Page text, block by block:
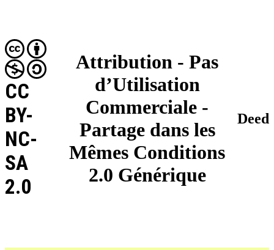
Attribution - Pas
d’Utilisation
Commerciale -
Partage dans les
Mêmes Conditions
2.0 Générique
CC
BY-
NC-
SA
2.0
Deed